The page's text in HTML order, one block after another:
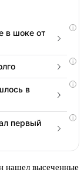
i
в шоке от
i
i
в
i
первый
нашел высеченные